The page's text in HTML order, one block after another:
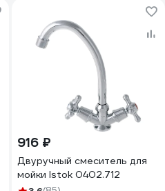
916 ₽
Двуручный смеситель для
мойки Istok 0402.712